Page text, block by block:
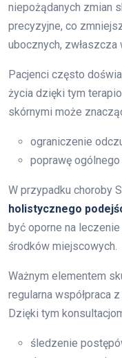
niepożądanych zmian
precyzyjne, co
ubocznych,
Pacjenci często
życia dzięki tym
skórnymi może
ograniczenie
poprawę
W przypadku choroby
holistycznego
być oporne na
środków miejscowych.
Ważnym elementem
regularna współpraca
Dzięki tym
śledzenie